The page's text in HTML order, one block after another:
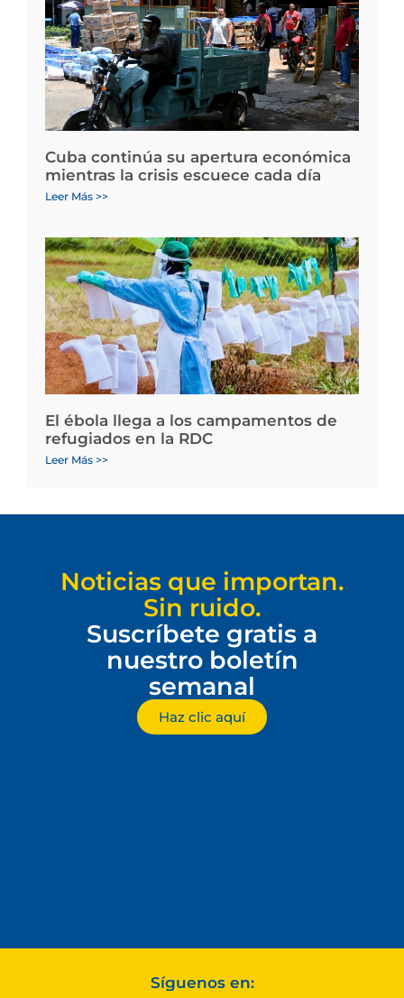
Cuba continúa su apertura económica
mientras la crisis escuece cada día
Leer Más >>
El ébola llega a los campamentos de
refugiados en la RDC
Leer Más >>
Noticias que importan.
Sin ruido.
Suscríbete gratis a
nuestro boletín
semanal
Haz clic aquí
Síguenos en: